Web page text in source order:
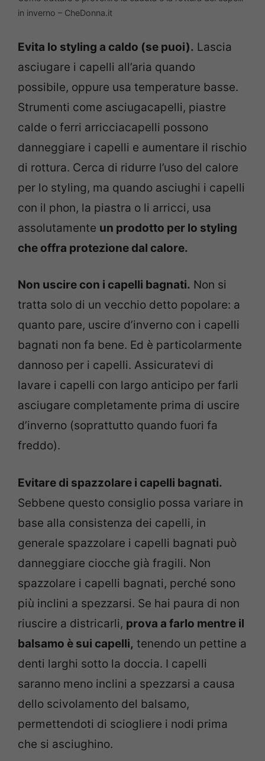
in inverno – CheDonna.it
Evita lo styling a caldo (se puoi). Lascia
asciugare i capelli all’aria quando
possibile, oppure usa temperature basse.
Strumenti come asciugacapelli, piastre
calde o ferri arricciacapelli possono
danneggiare i capelli e aumentare il rischio
di rottura. Cerca di ridurre l’uso del calore
per lo styling, ma quando asciughi i capelli
con il phon, la piastra o li arricci, usa
assolutamente un prodotto per lo styling
che offra protezione dal calore.
Non uscire con i capelli bagnati. Non si
tratta solo di un vecchio detto popolare: a
quanto pare, uscire d’inverno con i capelli
bagnati non fa bene. Ed è particolarmente
dannoso per i capelli. Assicuratevi di
lavare i capelli con largo anticipo per farli
asciugare completamente prima di uscire
d’inverno (soprattutto quando fuori fa
freddo).
Evitare di spazzolare i capelli bagnati.
Sebbene questo consiglio possa variare in
base alla consistenza dei capelli, in
generale spazzolare i capelli bagnati può
danneggiare ciocche già fragili. Non
spazzolare i capelli bagnati, perché sono
più inclini a spezzarsi. Se hai paura di non
riuscire a districarli, prova a farlo mentre il
balsamo è sui capelli, tenendo un pettine a
denti larghi sotto la doccia. I capelli
saranno meno inclini a spezzarsi a causa
dello scivolamento del balsamo,
permettendoti di sciogliere i nodi prima
che si asciughino.